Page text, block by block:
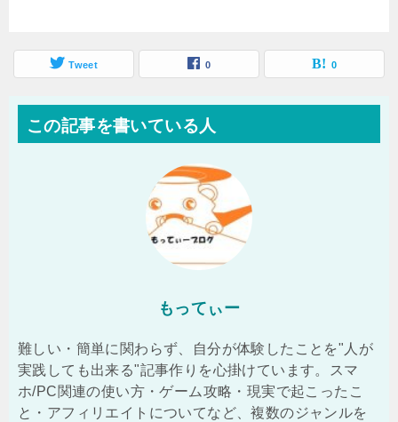
Tweet 0 0
この記事を書いている人
もってぃー
難しい・簡単に関わらず、自分が体験したことを"人が
実践しても出来る"記事作りを心掛けています。スマ
ホ/PC関連の使い方・ゲーム攻略・現実で起こったこ
と・アフィリエイトについてなど、複数のジャンルを